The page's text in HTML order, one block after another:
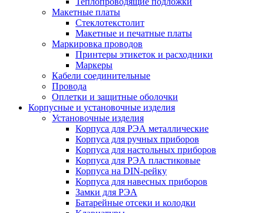
Макетные платы
Стеклотекстолит
Макетные и печатные платы
Маркировка проводов
Принтеры этикеток и расходники
Маркеры
Кабели соединительные
Провода
Оплетки и защитные оболочки
Корпусные и установочные изделия
Установочные изделия
Корпуса для РЭА металлические
Корпуса для ручных приборов
Корпуса для настольных приборов
Корпуса для РЭА пластиковые
Корпуса на DIN-рейку
Корпуса для навесных приборов
Замки для РЭА
Батарейные отсеки и колодки